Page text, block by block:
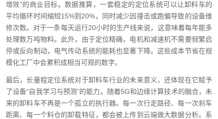
增效”的商业目标。数据推算，一套稳定的定位系统可以让卸料车的
平均循环时间缩短15%到20%，同时减少因撞击或跑偏导致的设备维
修次数。对于一条每天运行20小时的生产线来说，这意味着每年能多
处理数万吨物料。此外，由于定位精确，电机和减速机不需要频繁启
停或反向制动，电气传动系统的能耗也显著下降。这些成本节省在规
模化工厂中会累积成相当可观的数字。
最后，长量程定位系统对于卸料车行业的未来意义，还体现在它赋予
了设备“自我学习与预测”的能力。随着5G和边缘计算技术的融合，未
来的卸料车不再是一个孤立的执行器。每一次行走路径、每一次刹车
距离、每一个料仓的卸载特征，都会被上传到云端做大数据分析。系